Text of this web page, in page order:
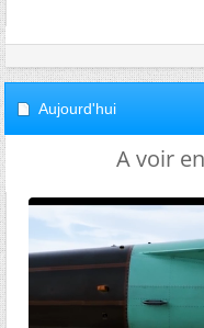
Aujourd'hui
A voir